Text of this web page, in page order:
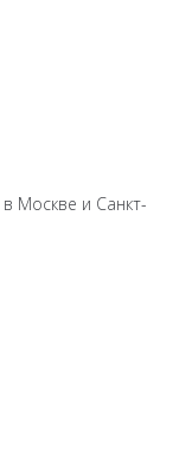
Москве и Санкт-